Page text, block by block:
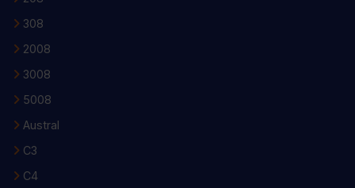
308
2008
3008
5008
Austral
C3
C4